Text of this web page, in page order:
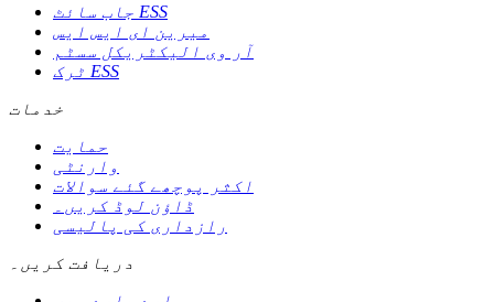
جاب سائٹ ESS
میرین ای ایس ایس
آر وی الیکٹریکل سسٹم
ٹرک ESS
خدمات
حمایت
وارنٹی
اکثر پوچھے گئے سوالات
ڈاؤن لوڈ کریں۔
رازداری کی پالیسی
دریافت کریں۔